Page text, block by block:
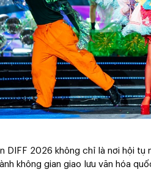
DIFF 2026 không chỉ là nơi hội
không gian giao lưu văn hóa